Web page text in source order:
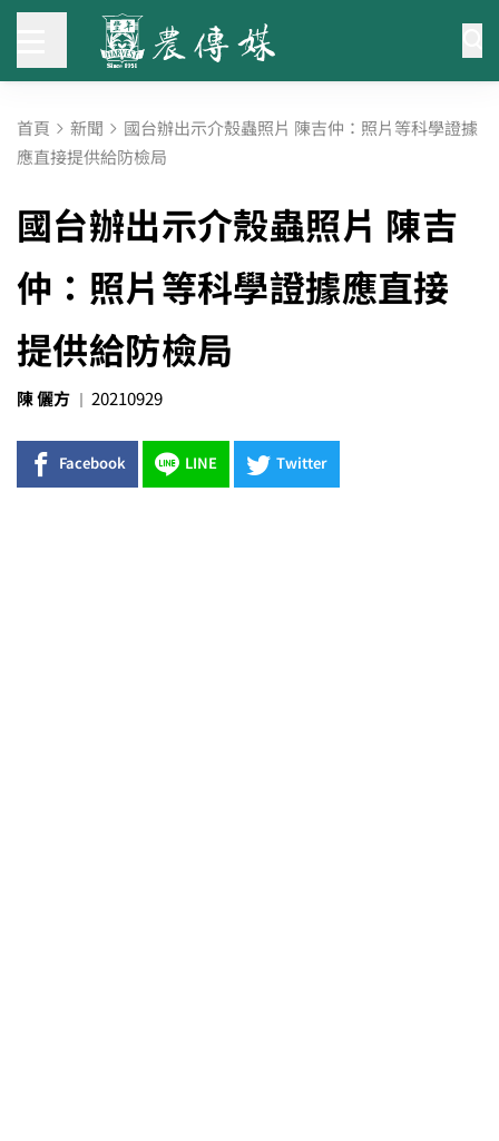
首頁 新聞 國台辦出示介殼蟲照片 陳吉仲：照片等科學證據
應直接提供給防檢局
國台辦出示介殼蟲照片 陳吉
仲：照片等科學證據應直接
提供給防檢局
陳 儷方 20210929
Facebook LINE Twitter